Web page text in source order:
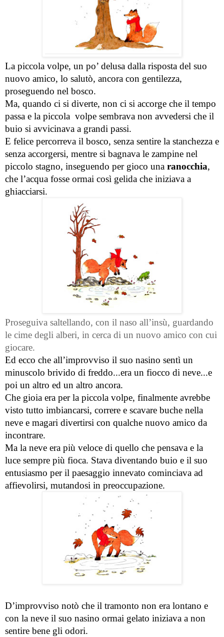
La piccola volpe, un po’ delusa dalla risposta del suo
nuovo amico, lo salutò, ancora con gentilezza,
proseguendo nel bosco.
Ma, quando ci si diverte, non ci si accorge che il tempo
passa e la piccola  volpe sembrava non avvedersi che il
buio si avvicinava a grandi passi.
E felice percorreva il bosco, senza sentire la stanchezza e
senza accorgersi, mentre si bagnava le zampine nel
piccolo stagno, inseguendo per gioco una ranocchia,
che l’acqua fosse ormai così gelida che iniziava a
ghiacciarsi.
Proseguiva saltellando, con il naso all’insù, guardando
le cime degli alberi, in cerca di un nuovo amico con cui
giocare.
Ed ecco che all’improvviso il suo nasino sentì un
minuscolo brivido di freddo...era un fiocco di neve...e
poi un altro ed un altro ancora.
Che gioia era per la piccola volpe, finalmente avrebbe
visto tutto imbiancarsi, correre e scavare buche nella
neve e magari divertirsi con qualche nuovo amico da
incontrare.
Ma la neve era più veloce di quello che pensava e la
luce sempre più fioca. Stava diventando buio e il suo
entusiasmo per il paesaggio innevato cominciava ad
affievolirsi, mutandosi in preoccupazione.
D’improvviso notò che il tramonto non era lontano e
con la neve il suo nasino ormai gelato iniziava a non
sentire bene gli odori.